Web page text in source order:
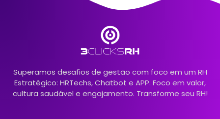
Superamos desafios de gestão com foco em um RH
Estratégico: HRTechs, Chatbot e APP. Foco em valor,
cultura saudável e engajamento. Transforme seu RH!